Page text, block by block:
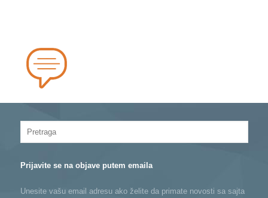
Prijavite se na objave putem emaila
Unesite vašu email adresu ako želite da primate novosti sa sajta